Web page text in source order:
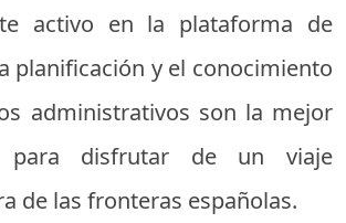
activo en la plataforma de
planificación y el conocimiento
administrativos son la mejor
para disfrutar de un viaje
de las fronteras españolas.